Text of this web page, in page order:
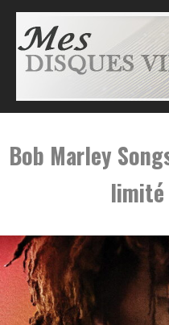
Bob Marley
limité